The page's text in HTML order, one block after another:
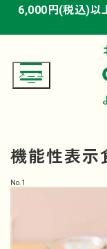
6,000円(税込)以
6,000円(税込)以
6,000円(税込)以
機能性表示
No. 1